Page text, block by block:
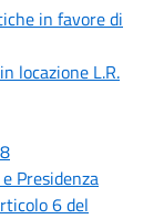
in favore di
locazione L.R.
Presidenza
6 del